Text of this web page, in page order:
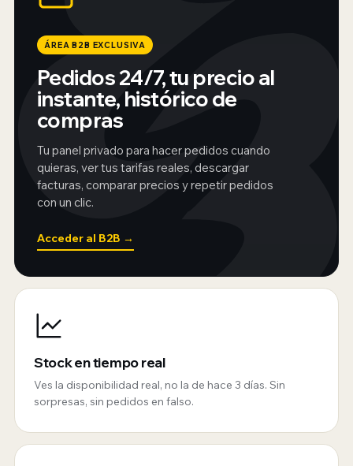
ÁREA B2B EXCLUSIVA
Pedidos 24/7, tu precio al
instante, histórico de
compras
Tu panel privado para hacer pedidos cuando
quieras, ver tus tarifas reales, descargar
facturas, comparar precios y repetir pedidos
con un clic.
Acceder al B2B →
Stock en tiempo real
Ves la disponibilidad real, no la de hace 3 días. Sin
sorpresas, sin pedidos en falso.